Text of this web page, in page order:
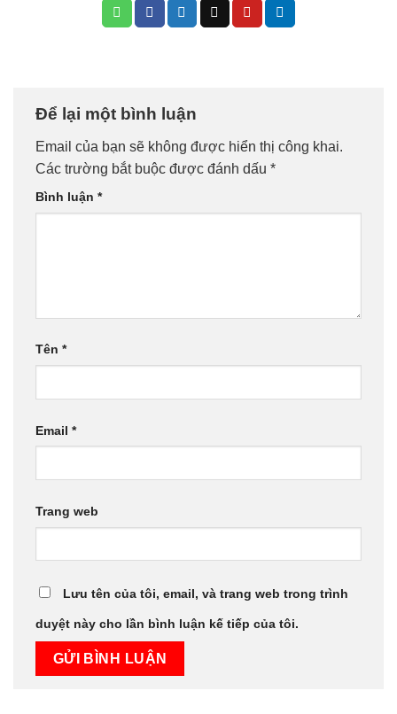
Để lại một bình luận
Email của bạn sẽ không được hiển thị công khai.
Các trường bắt buộc được đánh dấu *
Bình luận *
Tên *
Email *
Trang web
Lưu tên của tôi, email, và trang web trong trình
duyệt này cho lần bình luận kế tiếp của tôi.